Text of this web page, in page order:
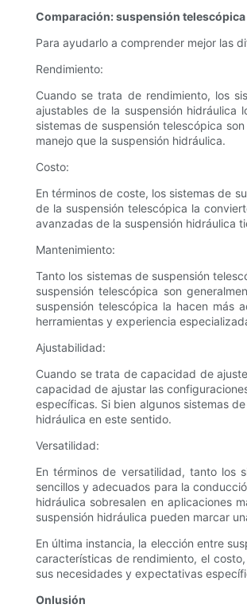
Comparación: suspensión
Para ayudarlo a comprender mejor las
Rendimiento:
Cuando se trata de rendimiento, los
ajustables de la suspensión
sistemas de suspensión telescópica
manejo que la suspensión hidráulica.
Costo:
En términos de coste, los sistemas de
de la suspensión telescópica la
avanzadas de la suspensión hidráulica
Mantenimiento:
Tanto los sistemas de suspensión
suspensión telescópica son
suspensión telescópica la hacen más
herramientas y experiencia
Ajustabilidad:
Cuando se trata de capacidad de
capacidad de ajustar las
específicas. Si bien algunos sistemas
hidráulica en este sentido.
Versatilidad:
En términos de versatilidad, tanto los
sencillos y adecuados para la
hidráulica sobresalen en aplicaciones
suspensión hidráulica pueden marcar
En última instancia, la elección entre
características de rendimiento, el
sus necesidades y expectativas
Onlusión